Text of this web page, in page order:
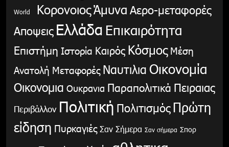
World ΚορονοιοςΆμυνα Αερο-μεταφορές
Αποψεις Ελλάδα Επικαιρότητα
Επιστήμη Ιστορία Καιρός Κόσμος Μέση
Ανατολή Μεταφορές Ναυτιλια Οικονομία
Οικονομια Ουκρανια Παραπολιτικά Πειραιας
Περιβάλλον Πολιτική Πολιτισμός Πρώτη
είδηση Πυρκαγιές Σαν Σήμερα Σαν σήμερα Σπορ